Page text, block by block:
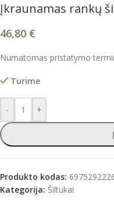
Įkraunamas rankų
46,80 €
Numatomas pristatymo
Turime
- +
Produkto kodas:
Kategorija: Šiltukai